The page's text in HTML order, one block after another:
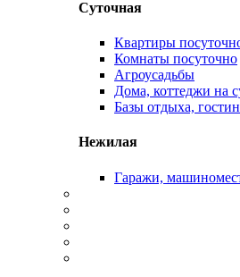
Суточная
Квартиры
Комнаты посуточно
Агроусадьбы
Дома, коттеджи на
Базы отдыха,
Нежилая
Гаражи,